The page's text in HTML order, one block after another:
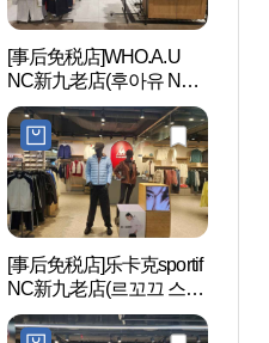
[事后免税店]WHO.A.U
NC新九老店(후아유 NC
신구로점)
[事后免税店]乐卡克sportif
NC新九老店(르꼬끄 스포
르티브 NC 신구로점)